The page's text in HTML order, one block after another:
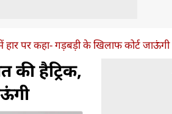
हार पर कहा- गड़बड़ी के खिलाफ कोर्ट जाऊंगी
हैट्रिक,